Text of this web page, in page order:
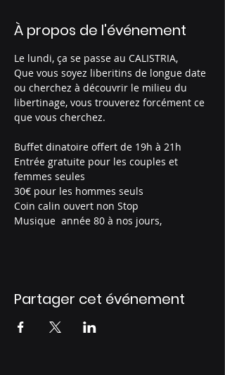
À propos de l'événement
Le lundi, ça se passe au CALISTRIA,
Que vous soyez liberitins de longue date
ou cherchez à découvrir le milieu du
libertinage, vous trouverez forcément ce
que vous cherchez.
Buffet dinatoire offert de 19h à 21h
Entrée gratuite pour les couples et
femmes seules
30€ pour les hommes seuls
Coin calin ouvert non Stop
Musique  année 80 à nos jours,
Partager cet événement